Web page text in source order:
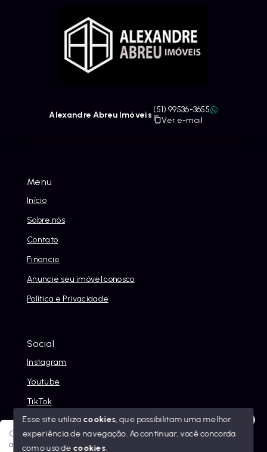
Olá! Sua jornada ao novo imóvel começa aqui. Como posso
ajudar?
Menu
Início
Sobre nós
Contato
Financie
Anuncie seu imóvel conosco
Política e Privacidade
Social
Instagram
Youtube
TikTok
© Copyright 2026 - Alexandre Abreu Imóveis - Todos os
Alexandre Abreu Imóveis
(51) 99536-3655
Ver e-mail
Esse site utiliza cookies, que possibilitam uma melhor
experiência de navegação.Ao continuar, você concorda
com o uso de cookies.